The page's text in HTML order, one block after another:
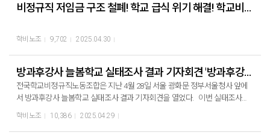
비정규직 저임금 구조 철폐! 학교 급식 위기 해결! 학교비정규직연대회의 대표단 단식농성 9일차
학비노조 9,702 2025.04.30
방과후강사 늘봄학교 실태조사 결과 기자회견 '방과후강사 생존 위기!"
전국학교비정규직노동조합은 지난 4월 28일 서울 광화문 정부서울청사 앞에
서 방과후강사 늘봄학교 실태조사 결과 기자회견을 열었다. 이번 실태조사에
변도 늘었다. 또한 방과후강사들은 늘봄학교로 인해 고용불안과 생계 위협은
물론 수업의 질적 하락과 전문성마저 훼손당하는 등 직업에 대한 회의감과 불
학비노조 10,386 2025.04.29